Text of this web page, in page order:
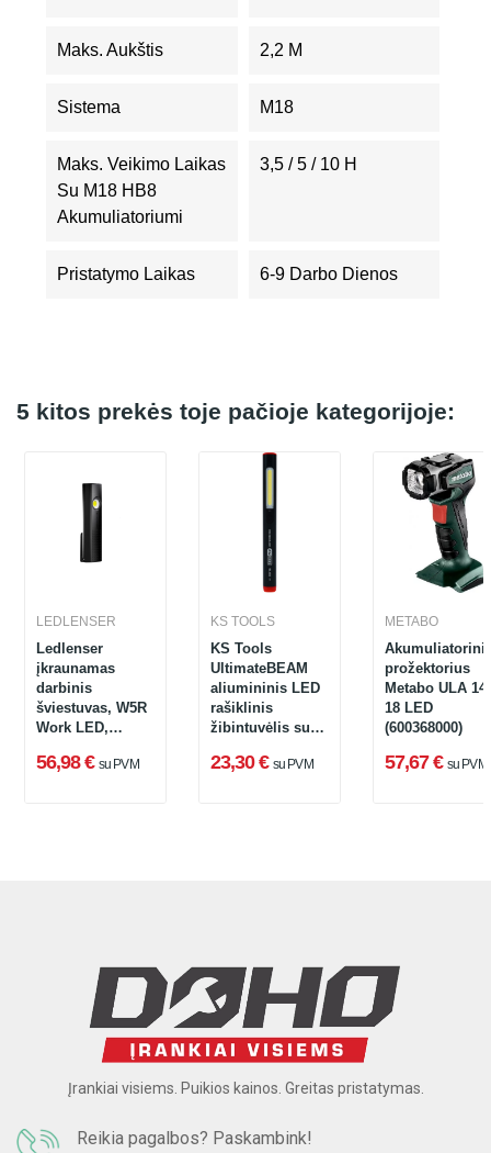
Maks. Aukštis 2,2 M
Sistema M18
Maks. Veikimo Laikas
Su M18 HB8
Akumuliatoriumi
3,5 / 5 / 10 H
Pristatymo Laikas 6-9 Darbo Dienos
5 kitos prekės toje pačioje kategorijoje:
LEDLENSER
Ledlenser
įkraunamas
darbinis
šviestuvas, W5R
Work LED,
56,98 € su PVM
KS TOOLS
KS Tools
UltimateBEAM
aliumininis LED
rašiklinis
žibintuvėlis su
akumuliatoriumi,
23,30 € su PVM
METABO
prožektorius
Metabo ULA
18 LED
(600368000)
57,67 € su PVM
Įrankiai visiems. Puikios kainos. Greitas pristatymas.
Reikia pagalbos? Paskambink!